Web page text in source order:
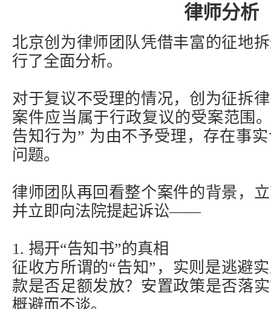
律师分析
北京创为律师团队凭借丰富的征地
行了全面分析。
对于复议不受理的情况，创为征拆
案件应当属于行政复议的受案范围
告知行为” 为由不予受理，存在事
问题。
律师团队再回看整个案件的背景，
并立即向法院提起诉讼——
1. 揭开“告知书”的真相
征收方所谓的“告知”，实则是逃避
款是否足额发放？安置政策是否落
概避而不谈。